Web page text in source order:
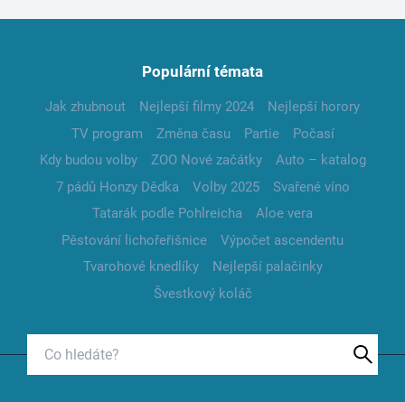
Populární témata
Jak zhubnout Nejlepší filmy 2024
Nejlepší horory
TV program
Změna času Partie
Počasí
Kdy budou volby
ZOO Nové začátky
Auto – katalog
7 pádů Honzy Dědka
Volby 2025
Svařené víno
Tatarák podle Pohlreicha
Aloe vera
Pěstování lichořeřišnice
Výpočet ascendentu
Tvarohové knedlíky
Nejlepší palačinky
Švestkový koláč